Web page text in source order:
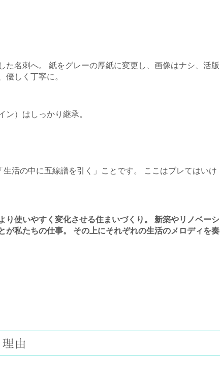
た名刺へ。 紙をグレーの厚紙に変更し、画像はナシ、活版
優しく丁寧に。
ン）はしっかり継承。
活の中に五線譜を引く」ことです。 ここはブレてはいけ
り使いやすく変化させる住まいづくり。 新築やリノベーシ
が私たちの仕事。 その上にそれぞれの生活のメロディを奏
由